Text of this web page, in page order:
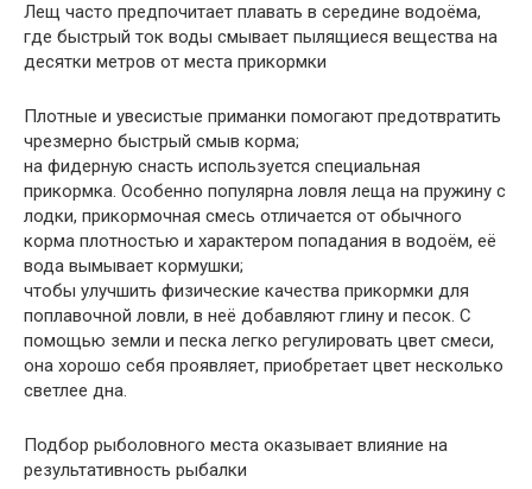
Лещ часто предпочитает плавать в середине водоёма,
где быстрый ток воды смывает пылящиеся вещества на
десятки метров от места прикормки
Плотные и увесистые приманки помогают предотвратить
чрезмерно быстрый смыв корма;
на фидерную снасть используется специальная
прикормка. Особенно популярна ловля леща на пружину с
лодки, прикормочная смесь отличается от обычного
корма плотностью и характером попадания в водоём, её
вода вымывает кормушки;
чтобы улучшить физические качества прикормки для
поплавочной ловли, в неё добавляют глину и песок. С
помощью земли и песка легко регулировать цвет смеси,
она хорошо себя проявляет, приобретает цвет несколько
светлее дна.
Подбор рыболовного места оказывает влияние на
результативность рыбалки